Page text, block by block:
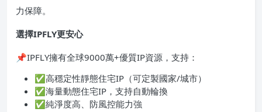
力保障。
選擇IPFLY更安心
📌IPFLY擁有全球9000萬+優質IP資源，支持：
✅高穩定性靜態住宅IP（可定製國家/城市）
✅海量動態住宅IP，支持自動輪換
✅純淨度高、防風控能力強